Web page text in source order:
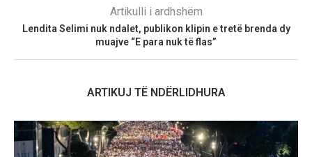
Artikulli i ardhshëm
Lendita Selimi nuk ndalet, publikon klipin e tretë brenda dy
muajve “E para nuk të flas”
ARTIKUJ TË NDËRLIDHURA